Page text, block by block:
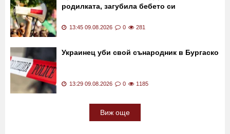
родилката, загубила бебето си
13:45 09.08.2026 0 281
Украинец уби свой сънародник в Бургаско
13:29 09.08.2026 0 1185
Виж още